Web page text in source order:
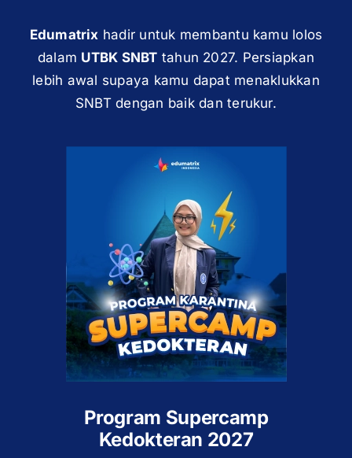
Edumatrix hadir untuk membantu kamu lolos
dalam UTBK SNBT tahun 2027. Persiapkan
lebih awal supaya kamu dapat menaklukkan
SNBT dengan baik dan terukur.
Program Supercamp
Kedokteran 2027